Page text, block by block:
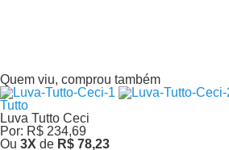
Quem viu, comprou também
Tutto
Luva Tutto Ceci
Por: R$ 234,69
Ou 3X de R$ 78,23